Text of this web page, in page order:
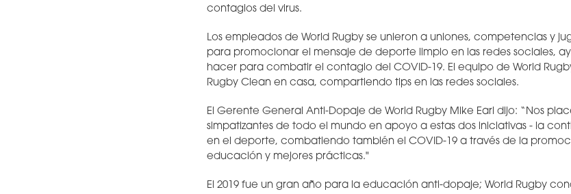
contagios del virus.
Los empleados de World Rugby se unieron a uniones, competencias y
para promocionar el mensaje de deporte limpio en las redes sociales,
hacer para combatir el contagio del COVID-19. El equipo de World
Rugby Clean en casa, compartiendo tips en las redes sociales.
El Gerente General Anti-Dopaje de World Rugby Mike Earl dijo: “Nos
simpatizantes de todo el mundo en apoyo a estas dos iniciativas - la
en el deporte, combatiendo también el COVID-19 a través de la
educación y mejores prácticas."
El 2019 fue un gran año para la educación anti-dopaje; World Rugby